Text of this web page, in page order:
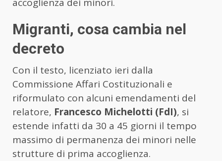
Migranti, cosa cambia nel
decreto
Con il testo, licenziato ieri dalla
Commissione Affari Costituzionali e
riformulato con alcuni emendamenti del
relatore, Francesco Michelotti (FdI), si
estende infatti da 30 a 45 giorni il tempo
massimo di permanenza dei minori nelle
strutture di prima accoglienza.